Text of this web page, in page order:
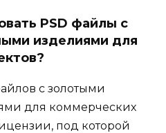
PSD файлы с
изделиями для
с золотыми
для коммерческих
под которой